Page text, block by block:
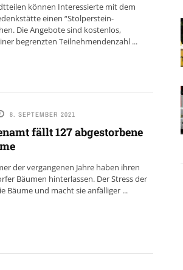
können Interessierte mit dem
einen “Stolperstein-
Die Angebote sind kostenlos,
begrenzten Teilnehmendenzahl ...
8. SEPTEMBER 2021
fällt 127 abgestorbene
der vergangenen Jahre haben ihren
Bäumen hinterlassen. Der Stress der
Bäume und macht sie anfälliger ...